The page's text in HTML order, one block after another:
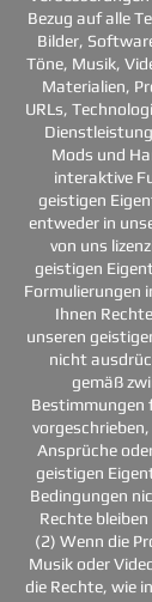
Bezug auf alle
Bilder,
Töne, Musik,
Materialien,
URLs,
Mods und
interaktive
geistigen
entweder in
von uns
geistigen
Formulierungen
Ihnen
unseren
nicht
gemäß
Bestimmungen
Ansprüche
geistigen
Bedingungen
Rechte
(2) Wenn die
Musik oder
die Rechte, wie